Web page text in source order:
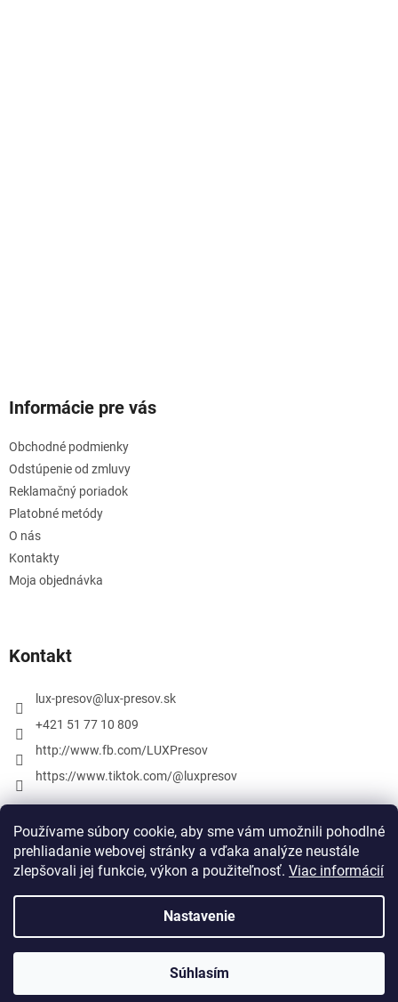
Používame súbory cookie, aby sme vám umožnili pohodlné
prehliadanie webovej stránky a vďaka analýze neustále
zlepšovali jej funkcie, výkon a použiteľnosť. Viac informácií
Nastavenie
Súhlasím
Informácie pre vás
Obchodné podmienky
Odstúpenie od zmluvy
Reklamačný poriadok
Platobné metódy
O nás
Kontakty
Moja objednávka
Kontakt
lux-presov@ lux-presov.sk
+421 51 77 10 809
http://www.fb.com/LUXPresov
https://www.tiktok.com/@luxpresov
Vytvoril Shoptet
lux-presov.sk. Všetky práva vyhradené.